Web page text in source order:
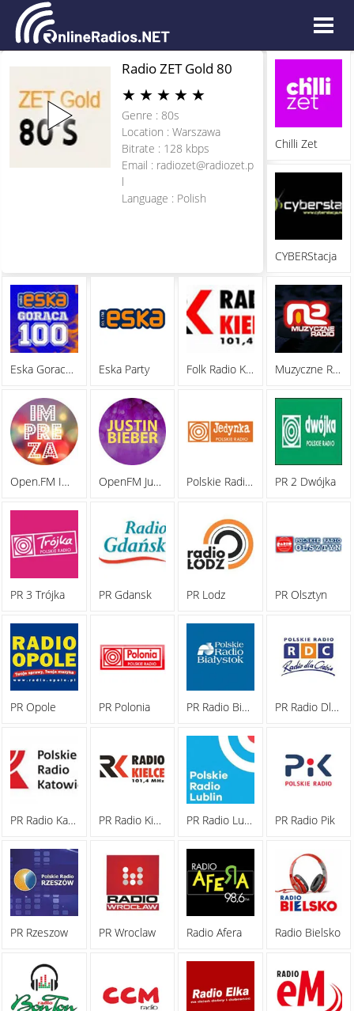
Radio ZET Gold 80
★ ★ ★ ★ ★
Genre : 80s
Location : Warszawa
Bitrate : 128 kbps
Email : radiozet@radiozet.p
l
Language : Polish
Chilli Zet
CYBERStacja
Eska Goraca 100 Eska Party Folk Radio Kielce Muzyczne Radio
Open.FM Impreza OpenFM Justin Bieber Polskie Radio Jedynka 97.9 FM PR 2 Dwójka
PR 3 Trójka PR Gdansk PR Lodz PR Olsztyn
PR Opole PR Polonia PR Radio Bialystok PR Radio Dla Ciebie
PR Radio Katowice PR Radio Kielce PR Radio Lublin PR Radio Pik
PR Rzeszow PR Wroclaw Radio Afera Radio Bielsko